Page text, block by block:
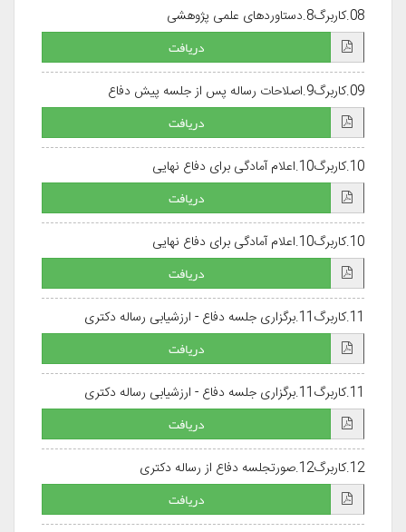
08.کاربرگ8.دستاوردهای علمی پژوهشی
دریافت
09.کاربرگ9.اصلاحات رساله پس از جلسه پیش دفاع
دریافت
10.کاربرگ10.اعلام آمادگی برای دفاع نهایی
دریافت
10.کاربرگ10.اعلام آمادگی برای دفاع نهایی
دریافت
11.کاربرگ11.برگزاری جلسه دفاع - ارزشیابی رساله دکتری
دریافت
11.کاربرگ11.برگزاری جلسه دفاع - ارزشیابی رساله دکتری
دریافت
12.کاربرگ12.صورتجلسه دفاع از رساله دکتری
دریافت